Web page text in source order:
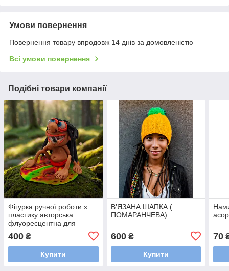
Умови повернення
Повернення товару впродовж 14 днів за домовленістю
Всі умови повернення
Подібні товари компанії
Фігурка ручної роботи з
пластику авторська
флуоресцентна для
подарунок
400 ₴
Купити
В’ЯЗАНА ШАПКА (
ПОМАРАНЧЕВА)
600₴
Купити
70